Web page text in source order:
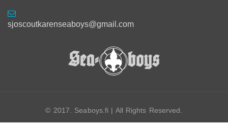
sjoscoutkarenseaboys@gmail.com
© 2017. Seaboys.fi | All Rights Reserved.